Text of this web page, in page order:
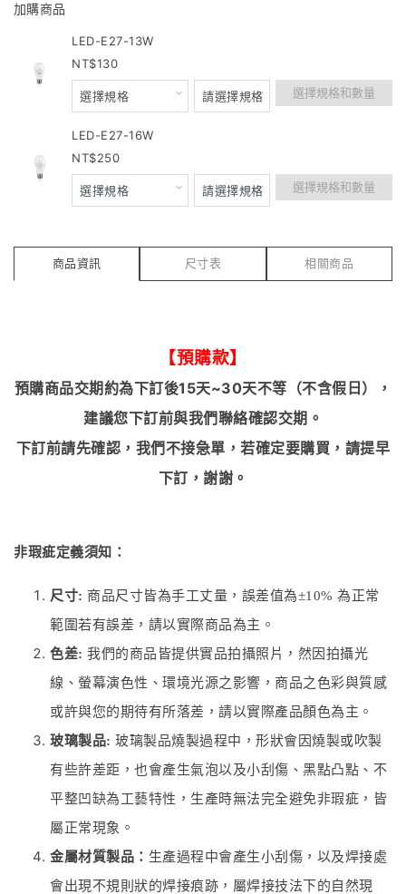
加購商品
LED-E27-13W
130
選擇規格和數量
LED-E27-16W
250
選擇規格和數量
商品資訊 尺寸表 相關商品
【預購款】
預購商品交期約為下訂後15天~30天不等（不含假日），
建議您下訂前與我們聯絡確認交期。
下訂前請先確認，我們不接急單，若確定要購買，請提早
下訂，謝謝。
非瑕疵定義須知：
尺寸: 商品尺寸皆為手工丈量，誤差值為±10% 為正常
範圍若有誤差，請以實際商品為主。
色差: 我們的商品皆提供實品拍攝照片，然因拍攝光
線、螢幕演色性、環境光源之影響，商品之色彩與質感
或許與您的期待有所落差，請以實際產品顏色為主。
玻璃製品: 玻璃製品燒製過程中，形狀會因燒製或吹製
有些許差距，也會產生氣泡以及小刮傷、黑點凸點、不
平整凹缺為工藝特性，生產時無法完全避免非瑕疵，皆
屬正常現象。
金屬材質製品： 生產過程中會產生小刮傷，以及焊接處
會出現不規則狀的焊接痕跡，屬焊接技法下的自然現